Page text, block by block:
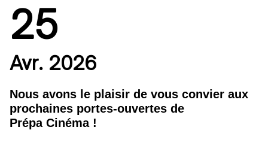
25
Avr. 2026
Nous avons le plaisir de vous convier aux
prochaines portes-ouvertes de
Prépa Cinéma !